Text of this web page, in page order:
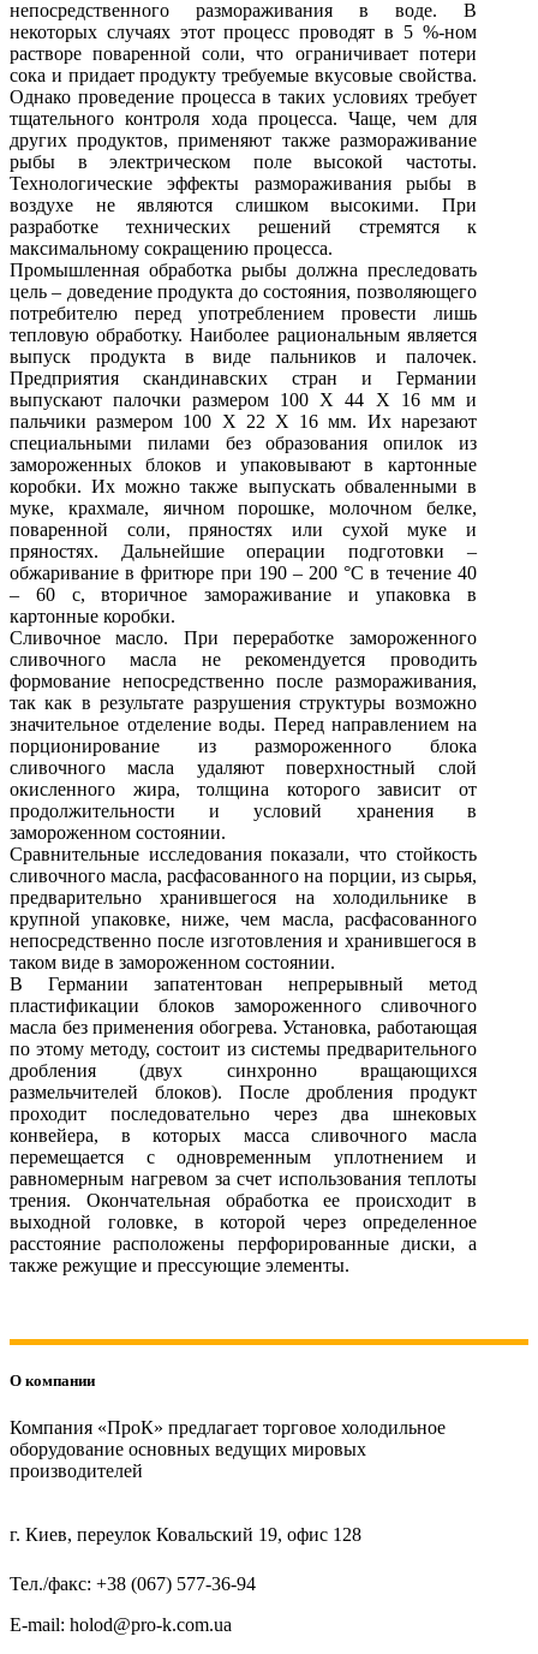
непосредственного размораживания в воде. В
некоторых случаях этот процесс проводят в 5 %-ном
растворе поваренной соли, что ограничивает потери
сока и придает продукту требуемые вкусовые свойства.
Однако проведение процесса в таких условиях требует
тщательного контроля хода процесса. Чаще, чем для
других продуктов, применяют также размораживание
рыбы в электрическом поле высокой частоты.
Технологические эффекты размораживания рыбы в
воздухе не являются слишком высокими. При
разработке технических решений стремятся к
максимальному сокращению процесса.
Промышленная обработка рыбы должна преследовать
цель – доведение продукта до состояния, позволяющего
потребителю перед употреблением провести лишь
тепловую обработку. Наиболее рациональным является
выпуск продукта в виде пальников и палочек.
Предприятия скандинавских стран и Германии
выпускают палочки размером 100 X 44 X 16 мм и
пальчики размером 100 X 22 X 16 мм. Их нарезают
специальными пилами без образования опилок из
замороженных блоков и упаковывают в картонные
коробки. Их можно также выпускать обваленными в
муке, крахмале, яичном порошке, молочном белке,
поваренной соли, пряностях или сухой муке и
пряностях. Дальнейшие операции подготовки –
обжаривание в фритюре при 190 – 200 °С в течение 40
– 60 с, вторичное замораживание и упаковка в
картонные коробки.
Сливочное масло. При переработке замороженного
сливочного масла не рекомендуется проводить
формование непосредственно после размораживания,
так как в результате разрушения структуры возможно
значительное отделение воды. Перед направлением на
порционирование из размороженного блока
сливочного масла удаляют поверхностный слой
окисленного жира, толщина которого зависит от
продолжительности и условий хранения в
замороженном состоянии.
Сравнительные исследования показали, что стойкость
сливочного масла, расфасованного на порции, из сырья,
предварительно хранившегося на холодильнике в
крупной упаковке, ниже, чем масла, расфасованного
непосредственно после изготовления и хранившегося в
таком виде в замороженном состоянии.
В Германии запатентован непрерывный метод
пластификации блоков замороженного сливочного
масла без применения обогрева. Установка, работающая
по этому методу, состоит из системы предварительного
дробления (двух синхронно вращающихся
размельчителей блоков). После дробления продукт
проходит последовательно через два шнековых
конвейера, в которых масса сливочного масла
перемещается с одновременным уплотнением и
равномерным нагревом за счет использования теплоты
трения. Окончательная обработка ее происходит в
выходной головке, в которой через определенное
расстояние расположены перфорированные диски, а
также режущие и прессующие элементы.
О компании
Компания «ПроК» предлагает торговое холодильное
оборудование основных ведущих мировых
производителей
г. Киев, переулок Ковальский 19, офис 128
Тел./факс: +38 (067) 577-36-94
E-mail: holod@pro-k.com.ua